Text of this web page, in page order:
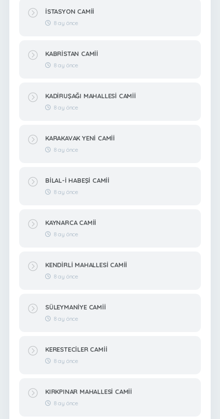
İSTASYON CAMİİ
8 ay önce
KABRİSTAN CAMİİ
8 ay önce
KADİRUŞAĞI MAHALLESİ CAMİİ
8 ay önce
KARAKAVAK YENİ CAMİİ
8 ay önce
BİLAL-İ HABEŞİ CAMİİ
8 ay önce
KAYNARCA CAMİİ
8 ay önce
KENDİRLİ MAHALLESİ CAMİİ
8 ay önce
SÜLEYMANİYE CAMİİ
8 ay önce
KERESTECİLER CAMİİ
8 ay önce
KIRKPINAR MAHALLESİ CAMİİ
8 ay önce